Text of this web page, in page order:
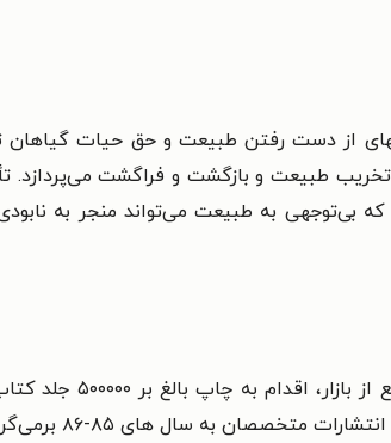
از دست رفتن طبیعت و حق حیات گیاهان
طبیعت و بازگشت و فراگشت می‌پردازد.
بی‌توجهی به طبیعت می‌تواند منجر به
انتشارات متخصصان با توجه به تخصص چندین ساله در صنعت چاپ و نشر کتاب و داشتن شناخت کامل و
رشته‌های ادبی شامل شعر و داستان و رمان، روان‌شناسی، جامعه‌شناسی و رشته‌های مهندسی کرده